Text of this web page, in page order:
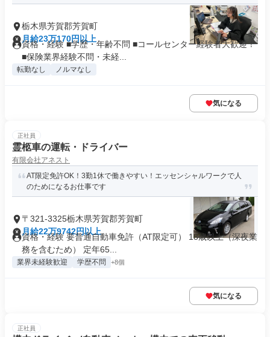
栃木県芳賀郡芳賀町
月給23万170円以上
資格・経験 ■学歴・年齢不問 ■コールセンター経験者大歓迎！
■保険業界経験不問・未経...
転勤なし ノルマなし
気になる
正社員
霊柩車の運転・ドライバー
有限会社アネスト
AT限定免許OK！3勤1休で働きやすい！エッセンシャルワークで人
のためになるお仕事です
〒321-3325栃木県芳賀郡芳賀町
月給22万9742円以上
資格・経験 要普通自動車免許（AT限定可） 18歳以上（深夜業
務を含むため） 定年65...
業界未経験歓迎 学歴不問 +8個
気になる
正社員